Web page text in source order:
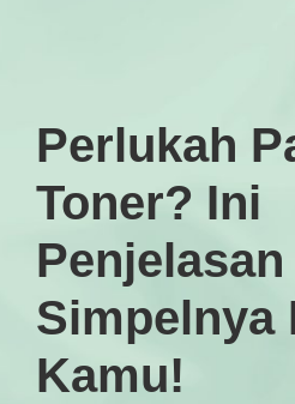
Perlukah
Toner? Ini
Penjelasan
Simpelnya
Kamu!